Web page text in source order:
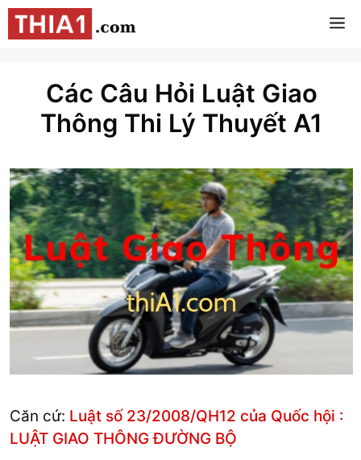
Chuyển
đến
Các Câu Hỏi Luật Giao
Thông Thi Lý Thuyết A1
Căn cứ: Luật số 23/2008/QH12 của Quốc hội :
LUẬT GIAO THÔNG ĐƯỜNG BỘ